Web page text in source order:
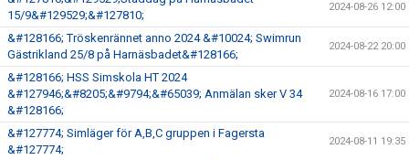
15/9&#129529;&#127810;
2024-08-26 12:00
&#128166; Tröskenrännet anno 2024 &#10024; Swimrun
Gästrikland 25/8 på Harnäsbadet&#128166;
2024-08-22 20:00
&#128166; HSS Simskola HT 2024
&#127946;&#8205;&#9794;&#65039; Anmälan sker V 34
&#128166;
2024-08-16 17:00
&#127774; Simläger för A,B,C gruppen i Fagersta
&#127774;
2024-08-11 19:35